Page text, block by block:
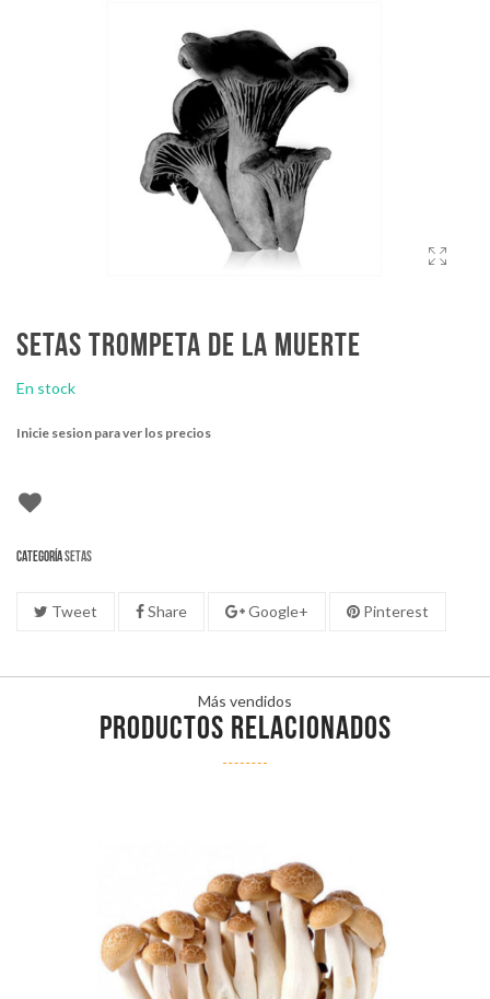
Setas Trompeta de la muerte
En stock
Inicie sesion para ver los precios
CategoríaSetas
Tweet Share Google+ Pinterest
Más vendidos
PRODUCTOS RELACIONADOS